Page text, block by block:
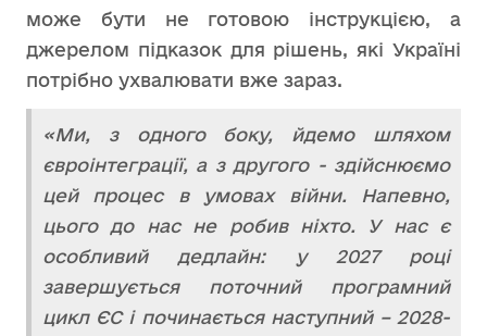
може бути не готовою інструкцією, а
джерелом підказок для рішень, які Україні
потрібно ухвалювати вже зараз.
«Ми, з одного боку, йдемо шляхом
євроінтеграції, а з другого - здійснюємо
цей процес в умовах війни. Напевно,
цього до нас не робив ніхто. У нас є
особливий дедлайн: у 2027 році
завершується поточний програмний
цикл ЄС і починається наступний – 2028-